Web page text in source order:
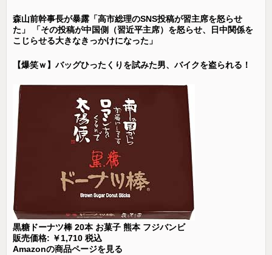
森山前幹事長が暴露「高市総理のSNS投稿が習主席を怒らせ
た」 「その投稿が中国側（習近平主席）を怒らせ、日中関係を
こじらせる大きなきっかけになった」
【爆笑ｗ】バッグひったくりを試みた男、バイクを盗られる！
黒糖ドーナツ棒 20本 お菓子 熊本 フジバンビ
販売価格: ￥1,710 税込
Amazonの商品ページを見る